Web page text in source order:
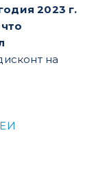
2023 г.
на